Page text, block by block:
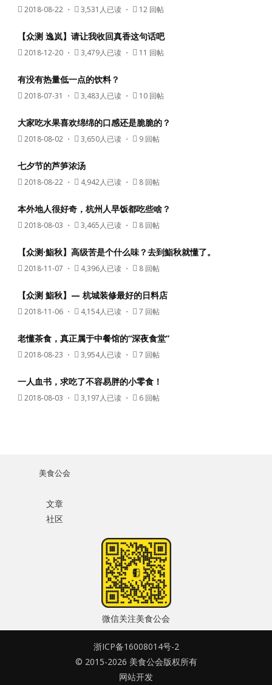
2018-08-22 ・ 3,531人已读 ・ 12 回帖
【众测 逸岚】请让我收回真香这句话吧
2018-12-20 ・ 3,479人已读 ・ 11 回帖
有没有热量低一点的饮料？
2018-07-31 ・ 3,483人已读 ・ 10 回帖
大家吃水果喜欢绵绵的口感还是脆脆的？
2018-08-02 ・ 3,650人已读 ・ 9 回帖
七夕节的芦笋浓汤
2018-08-22 ・ 4,942人已读 ・ 8 回帖
本外地人很好奇，杭州人早饭都吃些啥？
2018-08-03 ・ 3,465人已读 ・ 8 回帖
【众测·鮨秋】高级苦是个什么味？去到鮨秋就懂了。
2018-11-07 ・ 4,396人已读 ・ 8 回帖
【众测 鮨秋】— 杭城装修最好的日料店
2018-11-06 ・ 4,154人已读 ・ 7 回帖
老懂茶食，真正属于中餐馆的“深夜食堂”
2018-08-23 ・ 3,954人已读 ・ 7 回帖
一人血书，求吃了不容易胖的小零食！
2018-08-03 ・ 3,197人已读 ・ 6 回帖
美食公会
文章
社区
微信关注美食公会
浙ICP备16008014号-2
© 2015-2026 美食公会版权所有
网站开发